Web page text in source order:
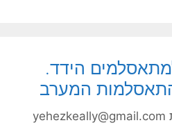
הידד.
המערב
yehezkeally@gmail.com